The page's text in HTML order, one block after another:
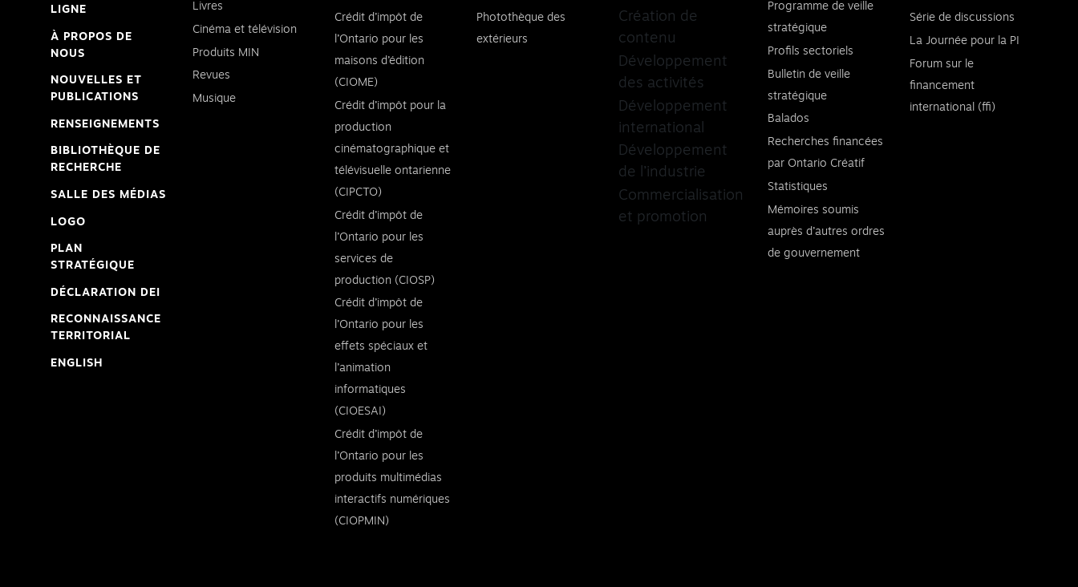
LIGNE
À PROPOS DE
NOUS
NOUVELLES ET
PUBLICATIONS
RENSEIGNEMENTS
BIBLIOTHÈQUE DE
RECHERCHE
SALLE DES MÉDIAS
LOGO
PLAN
STRATÉGIQUE
DÉCLARATION DEI
RECONNAISSANCE
TERRITORIAL
ENGLISH
Livres
Cinéma et télévision
Produits MIN
Revues
Musique
Crédit d’impôt de
l’Ontario pour les
maisons d’édition
(CIOME)
Crédit d’impôt pour la
production
cinématographique et
télévisuelle ontarienne
(CIPCTO)
Crédit d’impôt de
l’Ontario pour les
services de
production (CIOSP)
Crédit d’impôt de
l’Ontario pour les
effets spéciaux et
l’animation
informatiques
(CIOESAI)
Crédit d’impôt de
l’Ontario pour les
produits multimédias
interactifs numériques
(CIOPMIN)
Photothèque des
extérieurs
Création de
contenu
Développement
des activités
Développement
international
Développement
de l’industrie
Commercialisation
et promotion
Programme de veille
stratégique
Profils sectoriels
Bulletin de veille
stratégique
Balados
Recherches financées
par Ontario Créatif
Statistiques
Mémoires soumis
auprès d’autres ordres
de gouvernement
Série de discussions
La Journée pour la PI
Forum sur le
financement
international (ffi)